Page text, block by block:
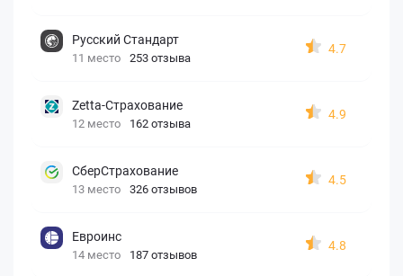
Русский Стандарт
11 место 253 отзыва
4.7
Zetta-Страхование
12 место 162 отзыва
4.9
СберСтрахование
13 место 326 отзывов
4.5
Евроинс
14 место 187 отзывов
4.8